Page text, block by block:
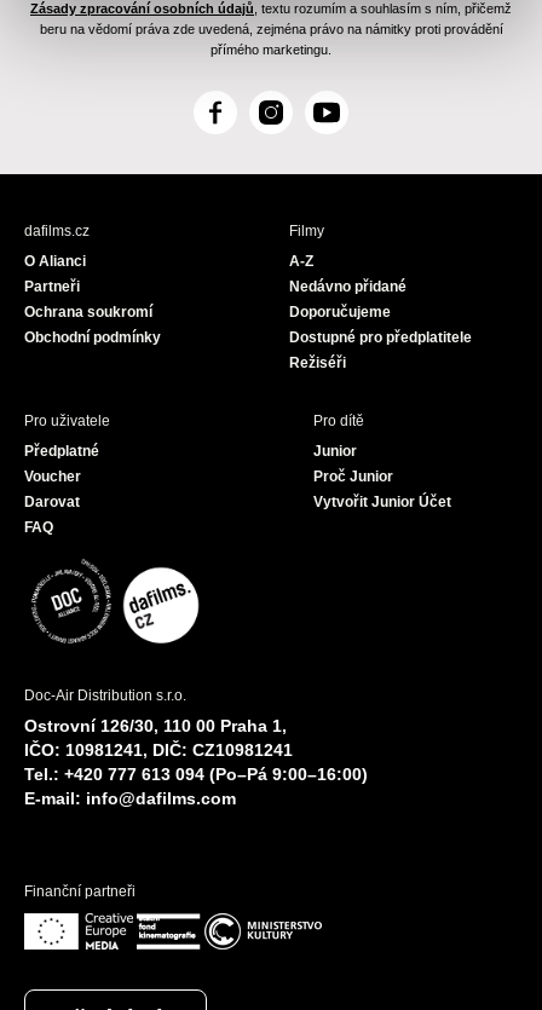
Zásady zpracování osobních údajů , textu rozumím a souhlasím s ním, přičemž
beru na vědomí práva zde uvedená, zejména právo na námitky proti provádění
přímého marketingu.
F
c
I
s
Y
u
dafilms.cz
O Alianci
Partneři
Ochrana soukromí
Obchodní podmínky
Filmy
A-Z
Nedávno přidané
Doporučujeme
Dostupné pro předplatitele
Režiséři
Pro uživatele
Předplatné
Voucher
Darovat
FAQ
Pro dítě
Junior
Proč Junior
Vytvořit Junior Účet
Doc-Air Distribution s.r.o.
Ostrovní 126/30, 110 00 Praha 1,
IČO: 10981241, DIČ: CZ10981241
Tel.: +420 777 613 094 (Po–Pá 9:00–16:00)
E-mail: info@dafilms.com
Finanční partneři